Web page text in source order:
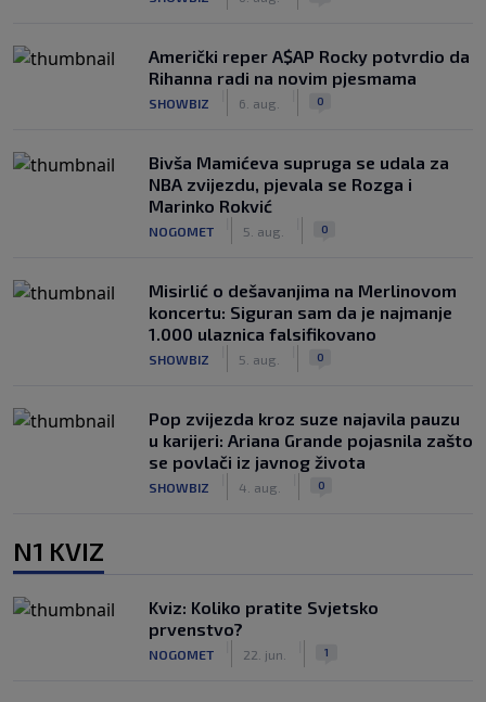
Američki reper A$AP Rocky potvrdio da
Rihanna radi na novim pjesmama
SHOWBIZ 6. aug. 0
Bivša Mamićeva supruga se udala za
NBA zvijezdu, pjevala se Rozga i
Marinko Rokvić
NOGOMET 5. aug. 0
Misirlić o dešavanjima na Merlinovom
koncertu: Siguran sam da je najmanje
1.000 ulaznica falsifikovano
SHOWBIZ 5. aug. 0
Pop zvijezda kroz suze najavila pauzu
u karijeri: Ariana Grande pojasnila zašto
se povlači iz javnog života
SHOWBIZ 4. aug. 0
N1 KVIZ
Kviz: Koliko pratite Svjetsko
prvenstvo?
NOGOMET 22. jun. 1